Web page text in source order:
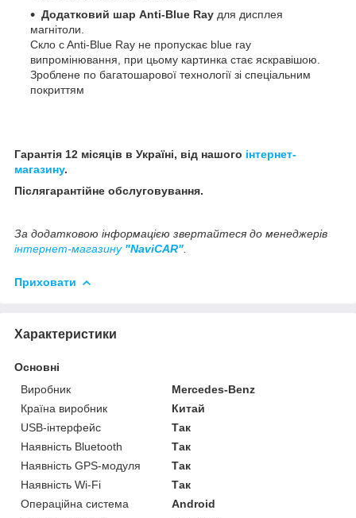
Додатковий шар Anti-Blue Ray для дисплея
магнітоли.
Скло c Anti-Blue Ray не пропускає blue ray
випромінювання, при цьому картинка стає яскравішою.
Зроблене по багатошарової технології зі спеціальним
покриттям
Гарантія 12 місяців в Україні, від нашого інтернет-
магазину.
Післягарантійне обслуговування.
За додатковою інформацією звертайтеся до менеджерів
інтернет-магазину "NaviCAR"
Приховати
Характеристики
Основні
Виробник
Mercedes-Benz
Країна виробник
Китай
USB-інтерфейс
Так
Наявність Bluetooth
Так
Наявність GPS-модуля
Так
Наявність Wi-Fi
Так
Операційна система
Android